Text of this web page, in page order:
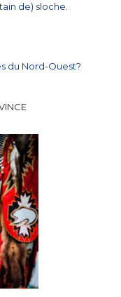
de) sloche.
du Nord-Ouest?